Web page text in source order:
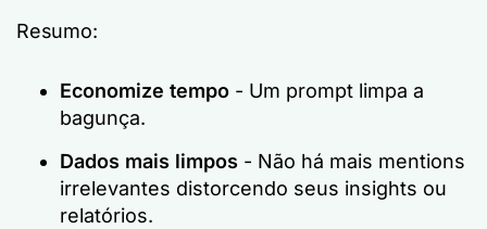
Resumo:
Economize tempo - Um prompt limpa a
bagunça.
Dados mais limpos - Não há mais mentions
irrelevantes distorcendo seus insights ou
relatórios.